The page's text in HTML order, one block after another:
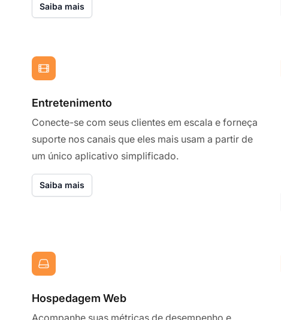
Saiba mais
Entretenimento
Conecte-se com seus clientes em escala e forneça
suporte nos canais que eles mais usam a partir de
um único aplicativo simplificado.
Saiba mais
Hospedagem Web
Acompanhe suas métricas de desempenho e